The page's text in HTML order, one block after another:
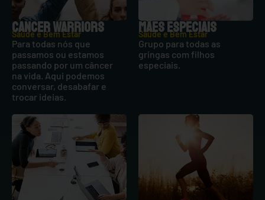
CANCER WARRIORS
Saúde e Bem Estar
Para todas nós que
passamos ou estamos
passando por um câncer
na vida. Aqui podemos
conversar, desabafar e
trocar ideias.
MÃES ESPECIAIS
Saúde e Bem Estar
Grupo para todas as
gringas com filhos
especiais.